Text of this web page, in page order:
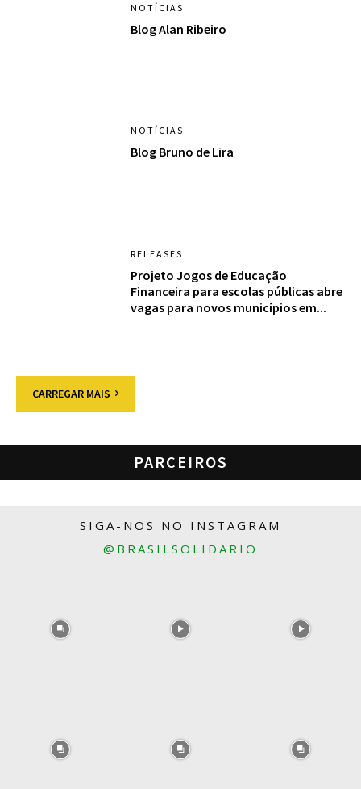
NOTÍCIAS
Blog Alan Ribeiro
NOTÍCIAS
Blog Bruno de Lira
RELEASES
Projeto Jogos de Educação
Financeira para escolas públicas abre
vagas para novos municípios em...
CARREGAR MAIS
PARCEIROS
SIGA-NOS NO INSTAGRAM
@BRASILSOLIDARIO